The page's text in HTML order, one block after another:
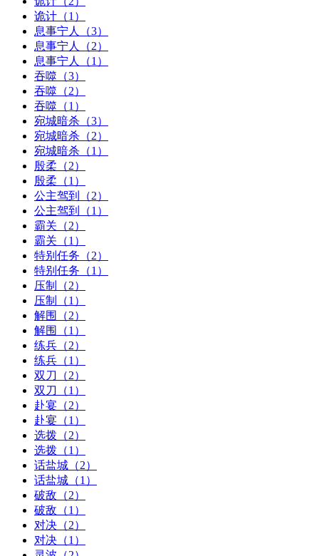
诡计（1）
息事宁人（3）
息事宁人（2）
息事宁人（1）
吞噬（3）
吞噬（2）
吞噬（1）
宛城暗杀（3）
宛城暗杀（2）
宛城暗杀（1）
殷柔（2）
殷柔（1）
公主驾到（2）
公主驾到（1）
霸关（2）
霸关（1）
特别任务（2）
特别任务（1）
压制（2）
压制（1）
解围（2）
解围（1）
练兵（2）
练兵（1）
双刀（2）
双刀（1）
赴宴（2）
赴宴（1）
选拨（2）
选拨（1）
话盐城（2）
话盐城（1）
破敌（2）
破敌（1）
对决（2）
对决（1）